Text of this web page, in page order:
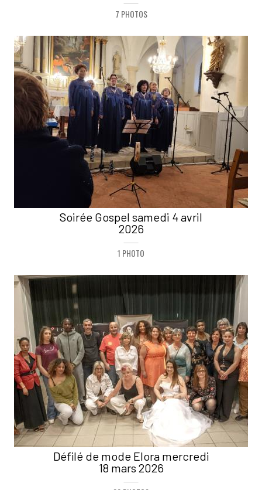
7 PHOTOS
Soirée Gospel samedi 4 avril
2026
1 PHOTO
Défilé de mode Elora mercredi
18 mars 2026